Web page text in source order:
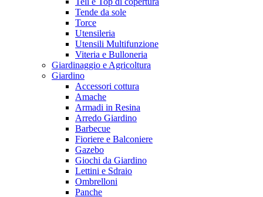
Tende da sole
Torce
Utensileria
Utensili Multifunzione
Viteria e Bulloneria
Giardinaggio e Agricoltura
Giardino
Accessori cottura
Amache
Armadi in Resina
Arredo Giardino
Barbecue
Fioriere e Balconiere
Gazebo
Giochi da Giardino
Lettini e Sdraio
Ombrelloni
Panche